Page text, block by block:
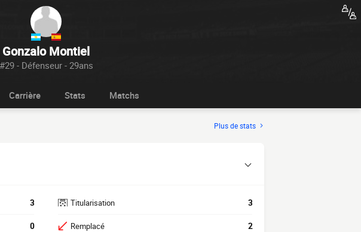
Gonzalo Montiel
#29 - Défenseur - 29ans
Carrière Stats Matchs
Plus de stats
3
0
Titularisation 3
Remplacé 2